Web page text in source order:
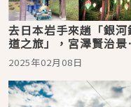
去日本岩手來趟「銀河
道之旅」，宮澤賢治景
懶人包！紀念館、童話
村、點燈活動介紹
2025年02月08日